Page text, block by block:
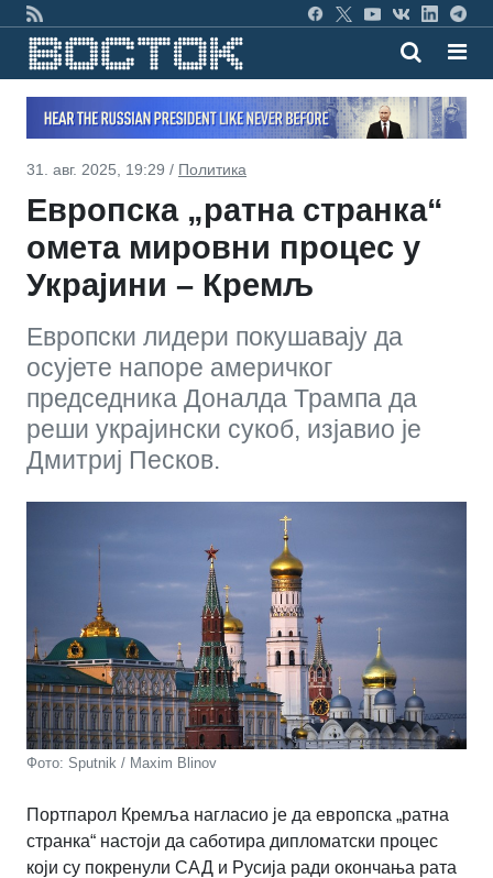
31. авг. 2025, 19:29 / Политика
Европска „ратна странка“
омета мировни процес у
Украјини – Кремљ
Европски лидери покушавају да
осујете напоре америчког
председника Доналда Трампа да
реши украјински сукоб, изјавио је
Дмитриј Песков.
Фото: Sputnik / Maxim Blinov
Портпарол Кремља нагласио је да европска „ратна
странка“ настоји да саботира дипломатски процес
који су покренули САД и Русија ради окончања рата